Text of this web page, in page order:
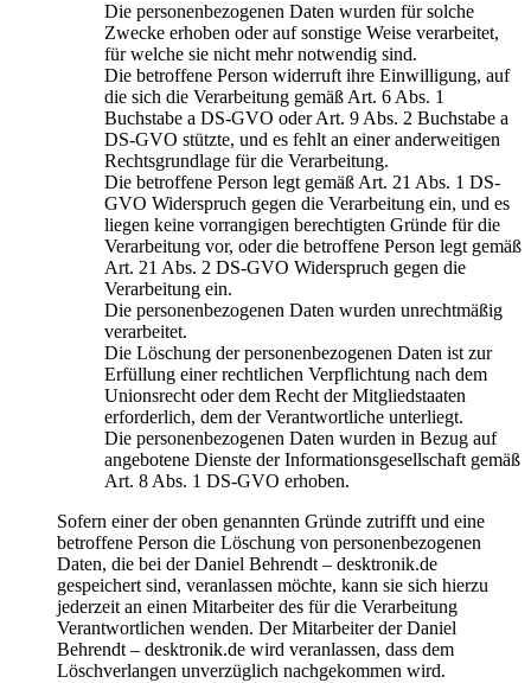
Die personenbezogenen Daten wurden für solche
Zwecke erhoben oder auf sonstige Weise verarbeitet,
für welche sie nicht mehr notwendig sind.
Die betroffene Person widerruft ihre Einwilligung, auf
die sich die Verarbeitung gemäß Art. 6 Abs. 1
Buchstabe a DS-GVO oder Art. 9 Abs. 2 Buchstabe a
DS-GVO stützte, und es fehlt an einer anderweitigen
Rechtsgrundlage für die Verarbeitung.
Die betroffene Person legt gemäß Art. 21 Abs. 1 DS-
GVO Widerspruch gegen die Verarbeitung ein, und es
liegen keine vorrangigen berechtigten Gründe für die
Verarbeitung vor, oder die betroffene Person legt gemäß
Art. 21 Abs. 2 DS-GVO Widerspruch gegen die
Verarbeitung ein.
Die personenbezogenen Daten wurden unrechtmäßig
verarbeitet.
Die Löschung der personenbezogenen Daten ist zur
Erfüllung einer rechtlichen Verpflichtung nach dem
Unionsrecht oder dem Recht der Mitgliedstaaten
erforderlich, dem der Verantwortliche unterliegt.
Die personenbezogenen Daten wurden in Bezug auf
angebotene Dienste der Informationsgesellschaft gemäß
Art. 8 Abs. 1 DS-GVO erhoben.
Sofern einer der oben genannten Gründe zutrifft und eine
betroffene Person die Löschung von personenbezogenen
Daten, die bei der Daniel Behrendt – desktronik.de
gespeichert sind, veranlassen möchte, kann sie sich hierzu
jederzeit an einen Mitarbeiter des für die Verarbeitung
Verantwortlichen wenden. Der Mitarbeiter der Daniel
Behrendt – desktronik.de wird veranlassen, dass dem
Löschverlangen unverzüglich nachgekommen wird.